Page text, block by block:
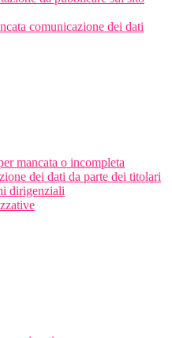
comunicazione dei dati
mancata o incompleta
dei dati da parte dei titolari
dirigenziali